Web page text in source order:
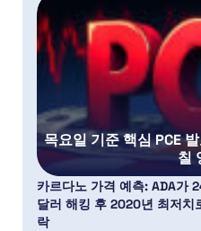
목요일 기준 핵심 PCE
칠
카르다노 가격 예측: ADA가
달러 해킹 후 2020년 최저치
락